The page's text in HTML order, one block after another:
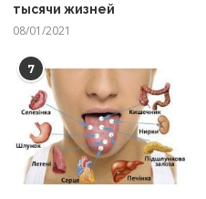
тысячи жизней
08/01/2021
7